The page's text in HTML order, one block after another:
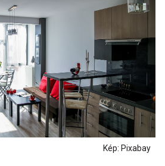
Kép: Pixabay